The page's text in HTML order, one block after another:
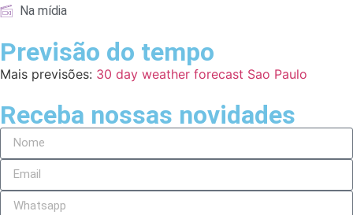
Na mídia
Previsão do tempo
Mais previsões: 30 day weather forecast Sao Paulo
Receba nossas novidades